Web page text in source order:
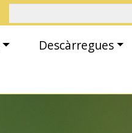
Descàrregues